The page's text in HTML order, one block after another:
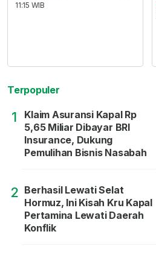
11:15 WIB
Terpopuler
1
Klaim Asuransi Kapal Rp
5,65 Miliar Dibayar BRI
Insurance, Dukung
Pemulihan Bisnis Nasabah
2 Berhasil Lewati Selat
Hormuz, Ini Kisah Kru Kapal
Pertamina Lewati Daerah
Konflik